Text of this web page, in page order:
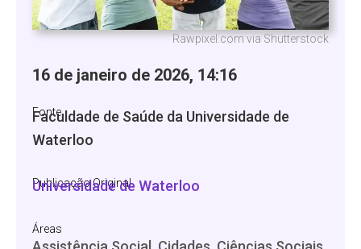
Rawpixel.com via Shutterstock
16 de janeiro de 2026, 14:16
Fonte
Faculdade de Saúde da Universidade de
Waterloo
Publicação Original
Universidade de Waterloo
Áreas